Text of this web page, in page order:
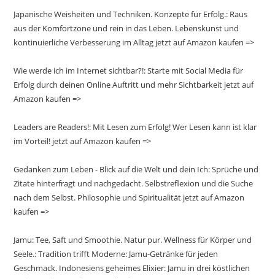
Japanische Weisheiten und Techniken. Konzepte für Erfolg.: Raus
aus der Komfortzone und rein in das Leben. Lebenskunst und
kontinuierliche Verbesserung im Alltag jetzt auf Amazon kaufen =>
Wie werde ich im Internet sichtbar?!: Starte mit Social Media für
Erfolg durch deinen Online Auftritt und mehr Sichtbarkeit jetzt auf
Amazon kaufen =>
Leaders are Readers!: Mit Lesen zum Erfolg! Wer Lesen kann ist klar
im Vorteil! jetzt auf Amazon kaufen =>
Gedanken zum Leben - Blick auf die Welt und dein Ich: Sprüche und
Zitate hinterfragt und nachgedacht. Selbstreflexion und die Suche
nach dem Selbst. Philosophie und Spiritualität jetzt auf Amazon
kaufen =>
Jamu: Tee, Saft und Smoothie. Natur pur. Wellness für Körper und
Seele.: Tradition trifft Moderne: Jamu-Getränke für jeden
Geschmack. Indonesiens geheimes Elixier: Jamu in drei köstlichen